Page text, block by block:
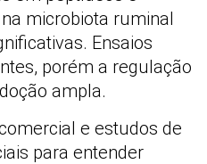
microbiota ruminal
Ensaios
porém a regulação
ampla.
e estudos de
para entender